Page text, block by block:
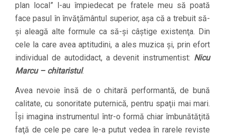
plan local” l-au împiedecat pe fratele meu să poată
face pasul în învăţământul superior, aşa că a trebuit să-
şi aleagă alte formule ca să-şi câştige existenţa. Din
cele la care avea aptitudini, a ales muzica şi, prin efort
individual de autodidact, a devenit instrumentist: Nicu
Marcu – chitaristul.
Avea nevoie însă de o chitară performantă, de bună
calitate, cu sonoritate puternică, pentru spaţii mai mari.
Îşi imagina instrumentul într-o formă chiar îmbunătăţită
faţă de cele pe care le-a putut vedea în rarele reviste